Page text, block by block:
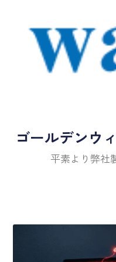
ゴールデンウ
平素より弊社